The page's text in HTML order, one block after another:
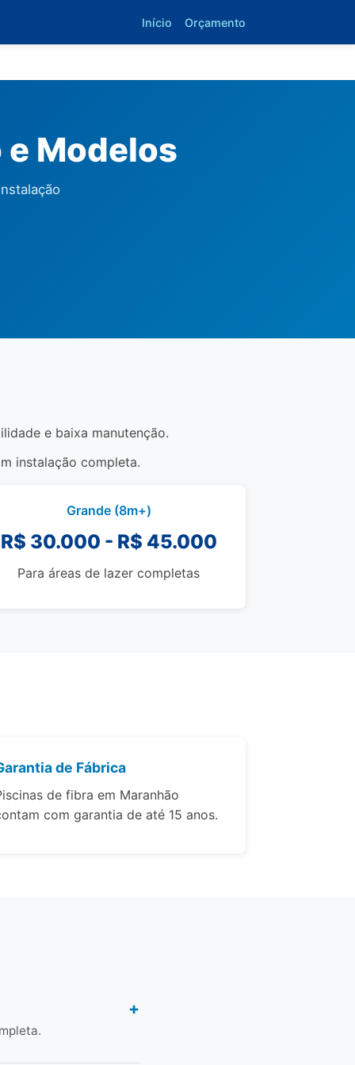
Início Orçamento
e Modelos
e baixa manutenção.
instalação completa.
Grande (8m+)
R$ 30.000 - R$ 45.000
Para áreas de lazer completas
de Fábrica
de fibra em Maranhão
com garantia de até 15 anos.